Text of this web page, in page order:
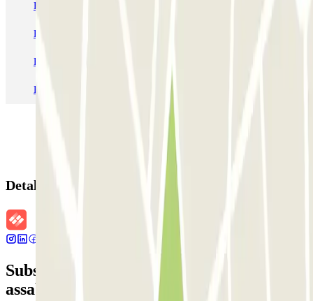
Pàrquing a Barcelona
Pàrquing a Aeroport de Barcelona-El Prat (BCN)
Pàrquing T1 AENA Aeropuerto Barcelona-El Prat
Pàrquing a Madrid Pàrquing a Venecia
Detalls de la reserva
Subscriu-te a nostra newsletter i
assabenta't de descomptes, sortejos i